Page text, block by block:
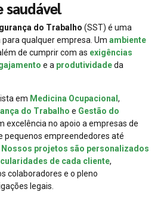
saudável
do Trabalho (SST) é uma
qualquer empresa. Um ambiente
de cumprir com as exigências
e a produtividadeda
em Medicina Ocupacional ,
do Trabalho e Gestão do
excelência no apoio a empresas de
pequenos empreendedores até
Nossos projetos são personalizados
de cada cliente,
colaboradores e o pleno
legais.